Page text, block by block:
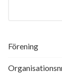
Förening